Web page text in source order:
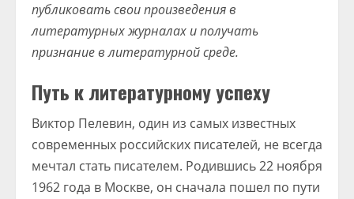
публиковать свои произведения в
литературных журналах и получать
признание в литературной среде.
Путь к литературному успеху
Виктор Пелевин, один из самых известных
современных российских писателей, не всегда
мечтал стать писателем. Родившись 22 ноября
1962 года в Москве, он сначала пошел по пути